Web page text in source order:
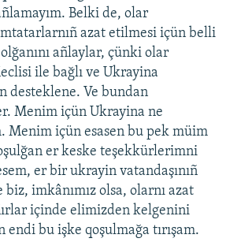
Belki de, olar
azat etilmesi içün belli
añlaylar, çünki olar
ile bağlı ve Ukrayina
desteklene. Ve bundan
Menim içün Ukrayina ne
Menim içün esasen bu pek müim
er keske teşekkürlerimni
er bir ukrayin vatandaşınıñ
biz, imkânımız olsa, olarnı azat
içinde elimizden kelgenini
endi bu işke qoşulmağa tırışam.